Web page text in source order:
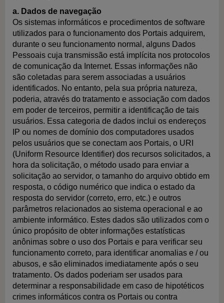
a. Dados de navegação
Os sistemas informáticos e procedimentos de software
utilizados para o funcionamento dos Portais adquirem,
durante o seu funcionamento normal, alguns Dados
Pessoais cuja transmissão está implícita nos protocolos
de comunicação da Internet. Essas informações não
são coletadas para serem associadas a usuários
identificados. No entanto, pela sua própria natureza,
poderia, através do tratamento e associação com dados
em poder de terceiros, permitir a identificação de tais
usuários. Essa categoria de dados inclui os endereços
IP ou nomes de domínio dos computadores usados
pelos usuários que se conectam aos Portais, o URI
(Uniform Resource Identifier) dos recursos solicitados, a
hora da solicitação, o método usado para enviar a
solicitação ao servidor, o tamanho do arquivo obtido em
resposta, o código numérico que indica o estado da
resposta do servidor (correto, erro, etc.) e outros
parâmetros relacionados ao sistema operacional e ao
ambiente informático. Estes dados são utilizados com o
único propósito de obter informações estatísticas
anônimas sobre o uso dos Portais e para verificar seu
funcionamento correto, para identificar anomalias e / ou
abusos, e são eliminados imediatamente após o seu
tratamento. Os dados poderiam ser usados para
determinar a responsabilidade em caso de hipotéticos
crimes informáticos contra os Portais ou contra